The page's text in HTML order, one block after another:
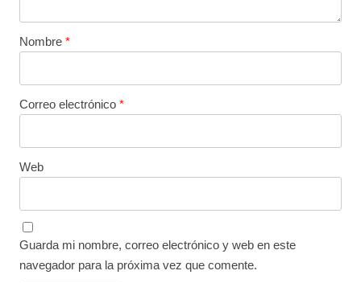
Nombre *
Correo electrónico *
Web
Guarda mi nombre, correo electrónico y web en este
navegador para la próxima vez que comente.